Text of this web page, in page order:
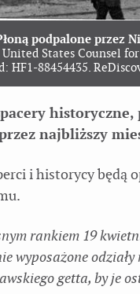
podpalone przez
United States Counsel
HF1-88454435.
najbliższy
i historycy będą
rankiem 19
wyposażone
getta, by je